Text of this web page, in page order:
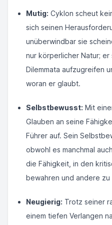
Mutig: Cyklon scheut
sich seinen
unüberwindbar sie
nur körperlicher Natur;
Dilemmata aufzugreifen
woran er glaubt.
Selbstbewusst: Mit
Glauben an seine
Führer auf. Sein
obwohl es manchmal
die Fähigkeit, in den
bewahren und andere zu
Neugierig: Trotz seiner
einem tiefen Verlangen